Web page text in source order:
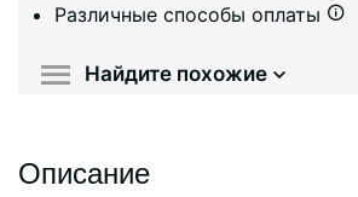
Различные способы оплаты
Найдите похожие
Описание